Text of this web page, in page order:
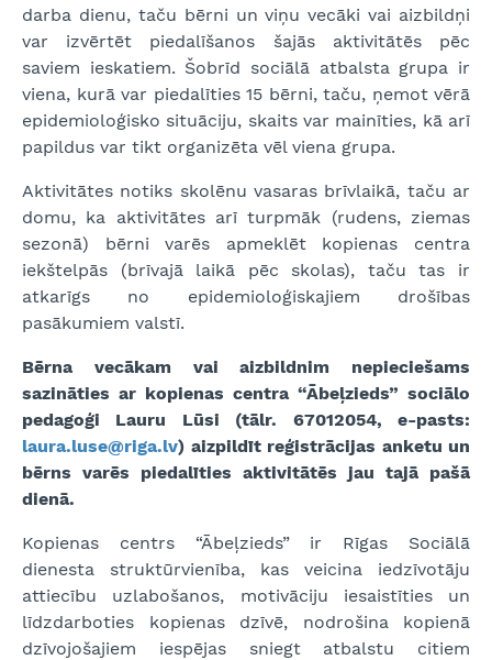
darba dienu, taču bērni un viņu vecāki vai aizbildņi
var izvērtēt piedalīšanos šajās aktivitātēs pēc
saviem ieskatiem. Šobrīd sociālā atbalsta grupa ir
viena, kurā var piedalīties 15 bērni, taču, ņemot vērā
epidemioloģisko situāciju, skaits var mainīties, kā arī
papildus var tikt organizēta vēl viena grupa.
Aktivitātes notiks skolēnu vasaras brīvlaikā, taču ar
domu, ka aktivitātes arī turpmāk (rudens, ziemas
sezonā) bērni varēs apmeklēt kopienas centra
iekštelpās (brīvajā laikā pēc skolas), taču tas ir
atkarīgs no epidemioloģiskajiem drošības
pasākumiem valstī.
Bērna vecākam vai aizbildnim nepieciešams
sazināties ar kopienas centra “Ābeļzieds” sociālo
pedagoģi Lauru Lūsi (tālr. 67012054, e-pasts:
laura.luse@riga.lv) aizpildīt reģistrācijas anketu un
bērns varēs piedalīties aktivitātēs jau tajā pašā
dienā.
Kopienas centrs “Ābeļzieds” ir Rīgas Sociālā
dienesta struktūrvienība, kas veicina iedzīvotāju
attiecību uzlabošanos, motivāciju iesaistīties un
līdzdarboties kopienas dzīvē, nodrošina kopienā
dzīvojošajiem iespējas sniegt atbalstu citiem